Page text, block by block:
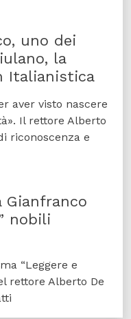
uno dei
la
Italianistica
aver visto nascere
Il rettore Alberto
riconoscenza e
Gianfranco
nobili
“Leggere e
rettore Alberto De